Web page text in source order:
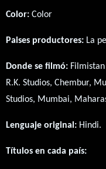
Color: Color
Paises productores: La
Donde se filmó:
R.K. Studios, Chembur,
Studios, Mumbai,
Lenguaje original: Hindi.
Títulos en cada país: